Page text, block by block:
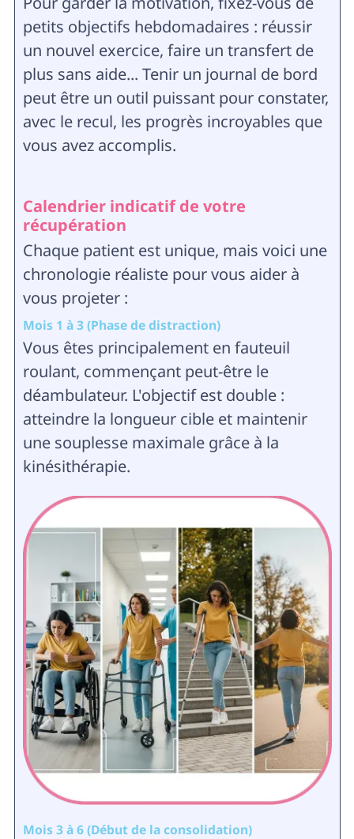
petits objectifs hebdomadaires : réussir
un nouvel exercice, faire un transfert de
plus sans aide... Tenir un journal de bord
peut être un outil puissant pour constater,
avec le recul, les progrès incroyables que
vous avez accomplis.
Calendrier indicatif de votre
récupération
Chaque patient est unique, mais voici une
chronologie réaliste pour vous aider à
vous projeter :
Mois 1 à 3 (Phase de distraction)
Vous êtes principalement en fauteuil
roulant, commençant peut-être le
déambulateur. L'objectif est double :
atteindre la longueur cible et maintenir
une souplesse maximale grâce à la
kinésithérapie.
Mois 3 à 6 (Début de la consolidation)